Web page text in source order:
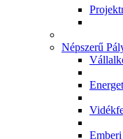
Népszerű